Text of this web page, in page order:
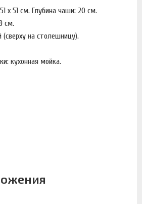
x 51 см. Глубина чаши: 20 см.
см.
на столешницу).
кухонная мойка.